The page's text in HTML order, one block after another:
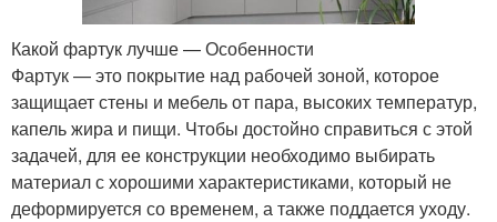
Какой фартук лучше — Особенности
Фартук — это покрытие над рабочей зоной, которое
защищает стены и мебель от пара, высоких температур,
капель жира и пищи. Чтобы достойно справиться с этой
задачей, для ее конструкции необходимо выбирать
материал с хорошими характеристиками, который не
деформируется со временем, а также поддается уходу.